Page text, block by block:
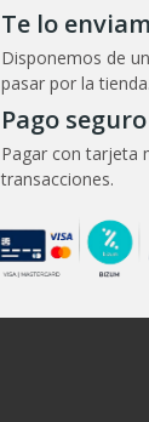
Te lo
Disponemos de
pasar por la tienda.
Pago seguro
Pagar con tarjeta
transacciones.